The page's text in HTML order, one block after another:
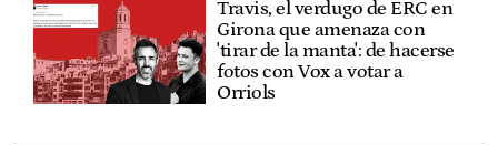
Travis, el verdugo de ERC en
Girona que amenaza con
'tirar de la manta': de hacerse
fotos con Vox a votar a
Orriols